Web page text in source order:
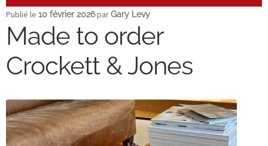
navigation
Accueil
Accueil
Actualités et Evènements
Contact
Guide des tailles
Publié le 10 février 2026parGary Levy
Made to order
Crockett & Jones